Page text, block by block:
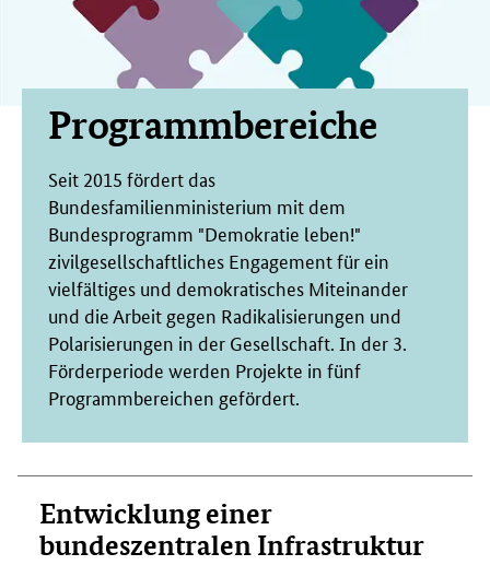
Programmbereiche
Seit 2015 fördert das
Bundesfamilienministerium mit dem
Bundesprogramm "Demokratie leben!"
zivilgesellschaftliches Engagement für ein
vielfältiges und demokratisches Miteinander
und die Arbeit gegen Radikalisierungen und
Polarisierungen in der Gesellschaft. In der 3.
Förderperiode werden Projekte in fünf
Programmbereichen gefördert.
Entwicklung einer
bundeszentralen Infrastruktur